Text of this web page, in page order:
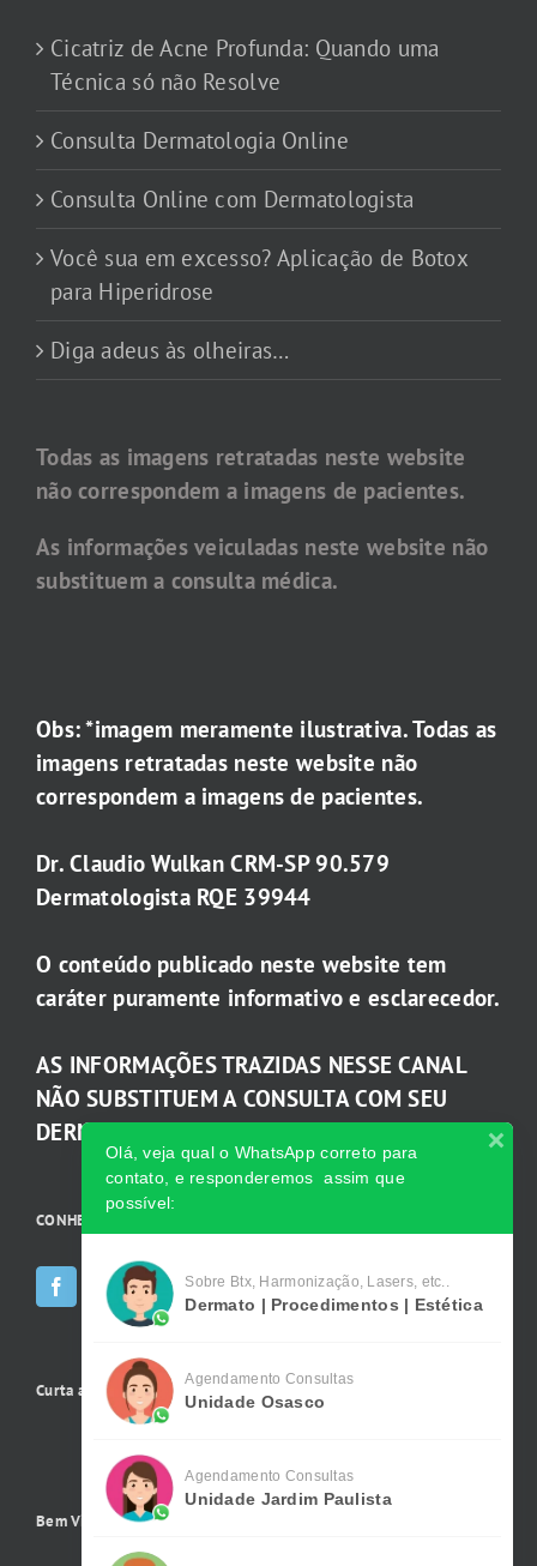
Cicatriz de Acne Profunda: Quando uma
Técnica só não Resolve
Consulta Dermatologia Online
Consulta Online com Dermatologista
Você sua em excesso? Aplicação de Botox
para Hiperidrose
Diga adeus às olheiras…
Todas as imagens retratadas neste website
não correspondem a imagens de pacientes.
As informações veiculadas neste website não
substituem a consulta médica.
Obs: *imagem meramente ilustrativa. Todas as
imagens retratadas neste website não
correspondem a imagens de pacientes.
Dr. Claudio Wulkan CRM-SP 90.579
Dermatologista RQE 39944
O conteúdo publicado neste website tem
caráter puramente informativo e esclarecedor.
AS INFORMAÇÕES TRAZIDAS NESSE CANAL
NÃO SUBSTITUEM A CONSULTA COM SEU
DERMATOLOGISTA.
CONHEÇA AS INCRÍVEIS Redes Sociais da Clínica
Curta a gente no Facebook
Bem Vindo !
Olá, veja qual o WhatsApp correto para
contato, e responderemos assim que
possível:
Sobre Btx, Harmonização, Lasers, etc..
Dermato | Procedimentos | Estética
Agendamento Consultas
Unidade Osasco
Agendamento Consultas
Unidade Jardim Paulista